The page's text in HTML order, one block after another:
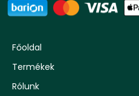
Főoldal
Termékek
Rólunk